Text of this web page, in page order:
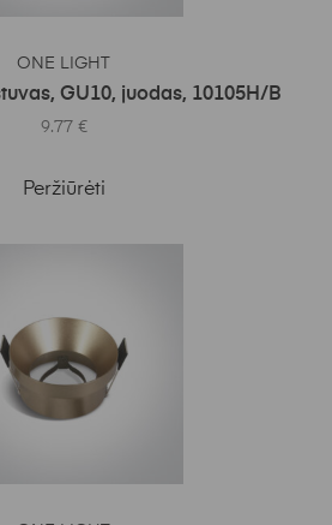
ONE LIGHT
GU10, juodas, 10105H/B
9.77 €
Peržiūrėti